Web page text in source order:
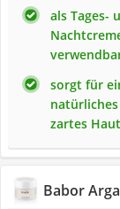
als Tages-
sorgt für
zartes
Babor